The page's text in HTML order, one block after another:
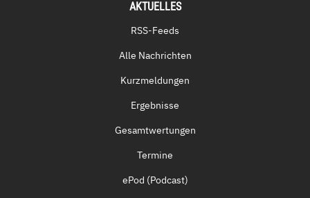
AKTUELLES
RSS-Feeds
Alle Nachrichten
Kurzmeldungen
Ergebnisse
Gesamtwertungen
Termine
ePod (Podcast)